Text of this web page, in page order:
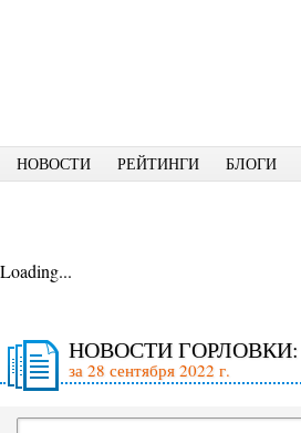
НОВОСТИ РЕЙТИНГИ БЛОГИ
Loading...
НОВОСТИ ГОРЛОВКИ:
за 28 сентября 2022 г.